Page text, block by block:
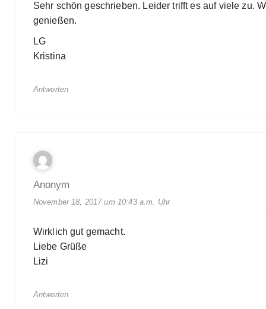
Sehr schön geschrieben. Leider trifft es auf viele zu.
genießen.
LG
Kristina
Antworten
Anonym
November 18, 2017 um 10:43 a.m. Uhr
Wirklich gut gemacht.
Liebe Grüße
Lizi
Antworten